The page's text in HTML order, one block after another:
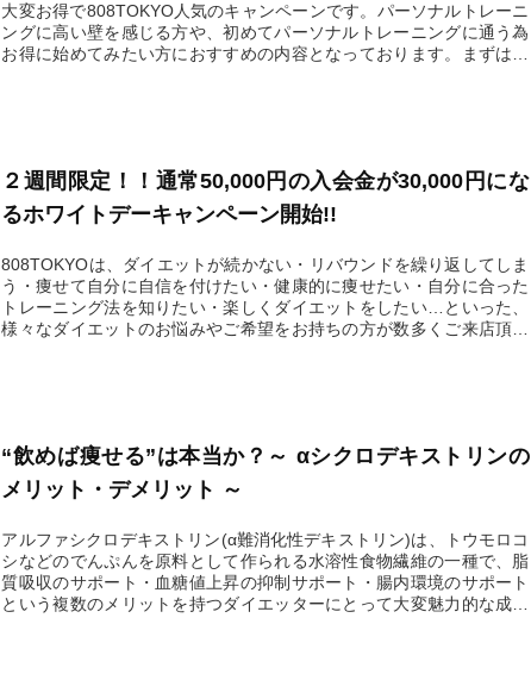
大変お得で808TOKYO人気のキャンペーンです。パーソナルトレーニ
ングに高い壁を感じる方や、初めてパーソナルトレーニングに通う為
お得に始めてみたい方におすすめの内容となっております。まずは無
２週間限定！！通常50,000円の入会金が30,000円にな
るホワイトデーキャンペーン開始!!
808TOKYOは、ダイエットが続かない・リバウンドを繰り返してしま
う・痩せて自分に自信を付けたい・健康的に痩せたい・自分に合った
トレーニング法を知りたい・楽しくダイエットをしたい…といった、
様々なダイエットのお悩みやご希望をお持ちの方が数多くご来店頂い
“飲めば痩せる”は本当か？～ αシクロデキストリンの
メリット・デメリット ～
アルファシクロデキストリン(α難消化性デキストリン)は、トウモロコ
シなどのでんぷんを原料として作られる水溶性食物繊維の一種で、脂
質吸収のサポート・血糖値上昇の抑制サポート・腸内環境のサポート
という複数のメリットを持つダイエッターにとって大変魅力的な成分